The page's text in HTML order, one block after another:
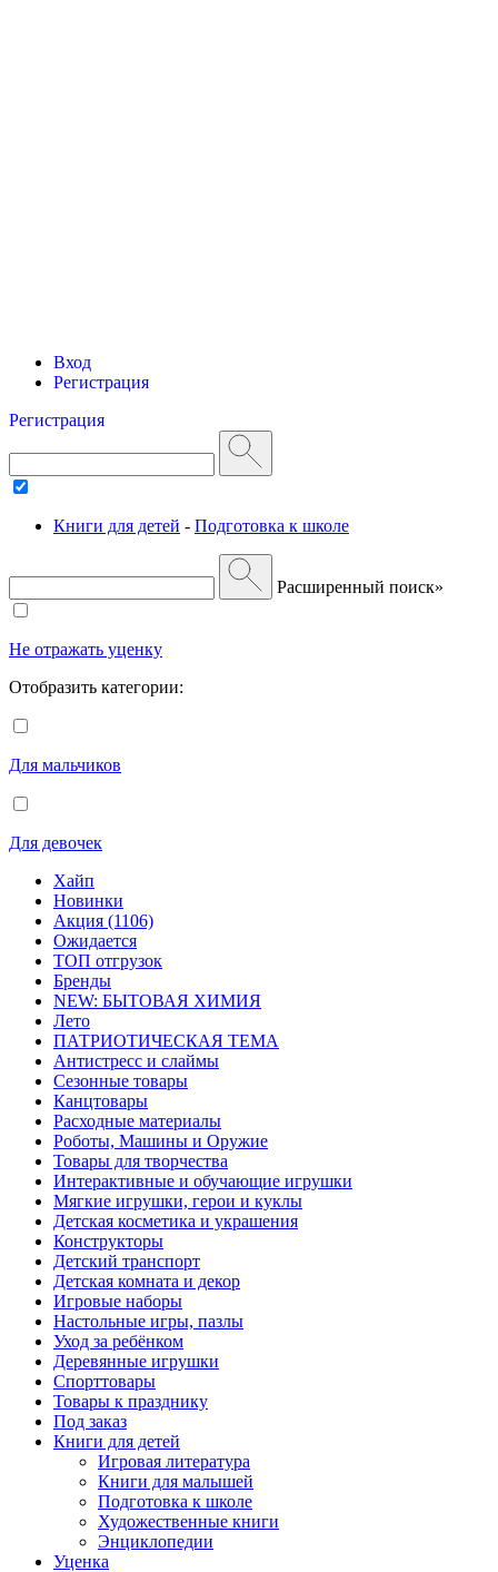
Вход
Регистрация
Регистрация
Книги для детей - Подготовка к школе
Расширенный поиск»
Не отражать уценку
Отобразить категории:
Для мальчиков
Для девочек
Хайп
Новинки
Акция (1106)
Ожидается
ТОП отгрузок
Бренды
NEW: БЫТОВАЯ ХИМИЯ
Лето
ПАТРИОТИЧЕСКАЯ ТЕМА
Антистресс и слаймы
Сезонные товары
Канцтовары
Расходные материалы
Роботы, Машины и Оружие
Товары для творчества
Интерактивные и обучающие игрушки
Мягкие игрушки, герои и куклы
Детская косметика и украшения
Конструкторы
Детский транспорт
Детская комната и декор
Игровые наборы
Настольные игры, пазлы
Уход за ребёнком
Деревянные игрушки
Спорттовары
Товары к празднику
Под заказ
Книги для детей
Игровая литература
Книги для малышей
Подготовка к школе
Художественные книги
Энциклопедии
Уценка